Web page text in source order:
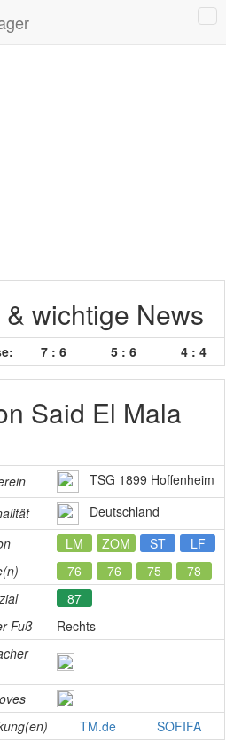
wichtige News
7 : 6 5 : 6 4 : 4
Said El Mala
TSG 1899 Hoffenheim
Deutschland
LM ZOM ST
LF
76 76 75
78
87
Fuß
Rechts
TM.de SOFIFA